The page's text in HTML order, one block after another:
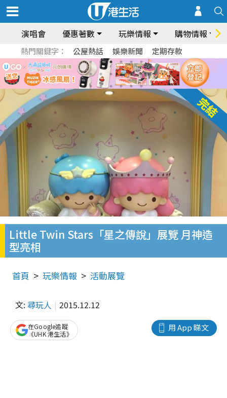
演唱會 優惠著數 玩樂情報 購物情報
熱門關鍵字： 公屋熱話 娛樂新聞 定期存款
Little Twin Stars「星之傳說」展覽 月神造
型亮相
首頁 玩樂情報 活動展覽
文: 尋玩人 2015.12.12
用 App 睇文
在Google追蹤
《UHK 港生活》